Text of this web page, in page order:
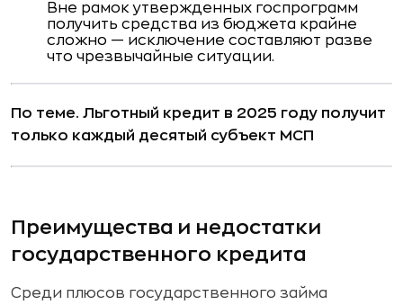
Вне рамок утвержденных госпрограмм
получить средства из бюджета крайне
сложно — исключение составляют разве
что чрезвычайные ситуации.
По теме. Льготный кредит в 2025 году получит
только каждый десятый субъект МСП
Преимущества и недостатки
государственного кредита
Среди плюсов государственного займа